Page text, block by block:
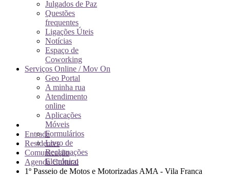
Julgados de Paz
Questões
frequentes
Ligações Úteis
Notícias
Espaço de
Coworking
Serviços Online / Mov On
Geo Portal
A minha rua
Atendimento
online
Aplicações
Móveis
Formulários
Livro de
Reclamações
Eletrónico
Entrada
Residentes
Comunicação
Agenda Cultural
1º Passeio de Motos e Motorizadas AMA - Vila Franca